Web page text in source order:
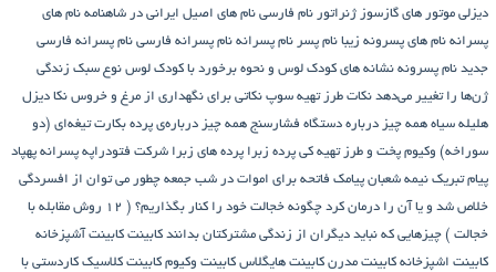
دیزلی موتور های گازسوز ژنراتور نام فارسی نام های اصیل ایرانی در شاهنامه نام های
پسرانه نام های پسرونه زیبا نام پسر نام پسرانه نام پسرانه فارسی نام پسرانه فارسی
جدید نام پسرونه نشانه های کودک لوس و نحوه برخورد با کودک لوس نوع سبک زندگی
ژن‌ها را تغییر می‌دهد نکات طرز تهیه سوپ نکاتی برای نگهداری از مرغ و خروس نکا دیزل
هلیله سیاه همه چیز درباره دستگاه فشارسنج همه چیز درباره‌ی پرده بکارت تیغه‌ای (دو
سوراخه) وکیوم پخت و طرز تهیه کی پرده زبرا پرده های زبرا شرکت فتودراپه پسرانه پهپاد
پیام تبریک نیمه شعبان پیامک فاتحه برای اموات در شب جمعه چطور می توان از افسردگی
خلاص شد و یا آن را درمان کرد
چگونه خجالت خود را کنار بگذاریم؟ ( 12 روش مقابله با
خجالت ) چیزهایی که نباید دیگران از زندگی مشترکتان بدانند کابینت کابینت آشپزخانه
کابینت اشپزخانه کابینت مدرن کابینت هایگلاس کابینت وکیوم کابینت کلاسیک کاردستی با